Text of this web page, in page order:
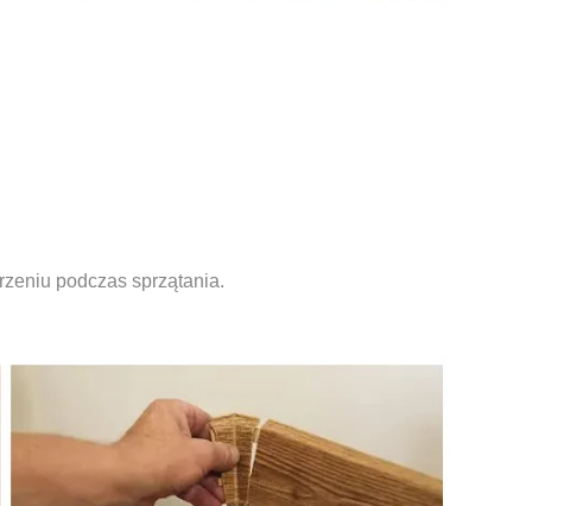
podczas sprzątania.